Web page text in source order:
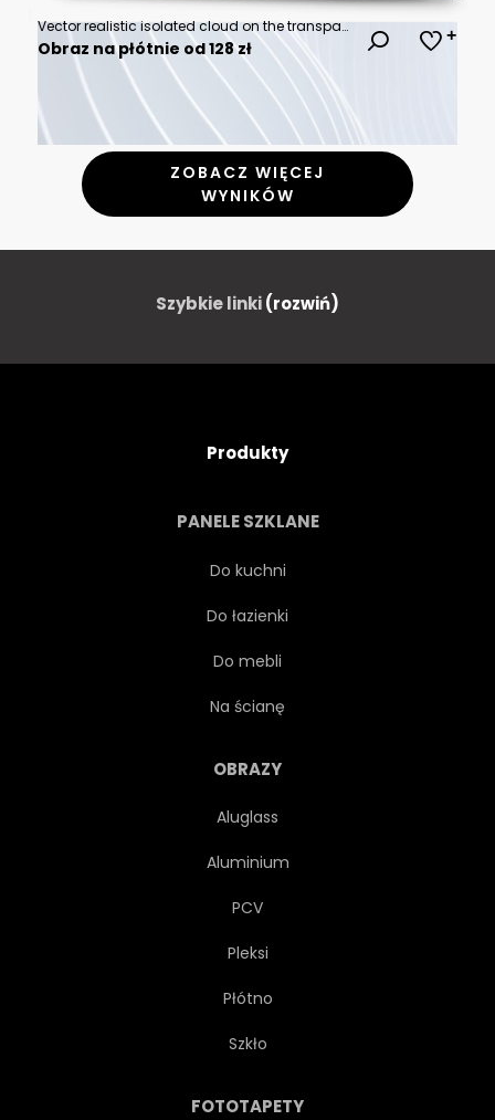
Vector realistic isolated cloud on the transparent background.
Obraz na płótnie od 128 zł
ZOBACZ WIĘCEJ
WYNIKÓW
Szybkie linki(rozwiń)
Produkty
PANELE SZKLANE
Do kuchni
Do łazienki
Do mebli
Na ścianę
OBRAZY
Aluglass
Aluminium
PCV
Pleksi
Płótno
Szkło
FOTOTAPETY